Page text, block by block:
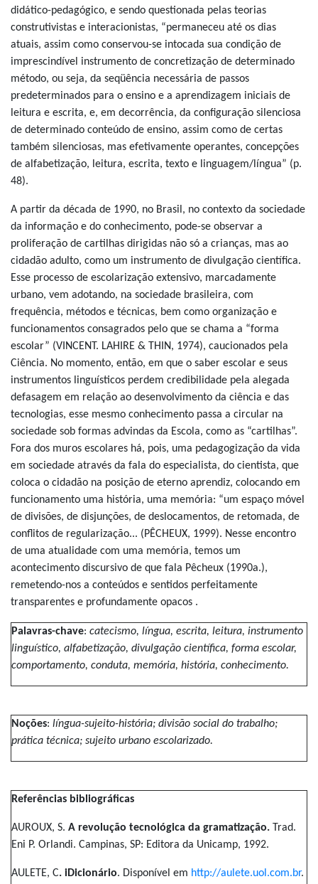
didático-pedagógico, e sendo questionada pelas teorias
construtivistas e interacionistas, “permaneceu até os dias
atuais, assim como conservou-se intocada sua condição de
imprescindível instrumento de concretização de determinado
método, ou seja, da seqüência necessária de passos
predeterminados para o ensino e a aprendizagem iniciais de
leitura e escrita, e, em decorrência, da configuração silenciosa
de determinado conteúdo de ensino, assim como de certas
também silenciosas, mas efetivamente operantes, concepções
de alfabetização, leitura, escrita, texto e linguagem/língua” (p.
48).
A partir da década de 1990, no Brasil, no contexto da sociedade
da informação e do conhecimento, pode-se observar a
proliferação de cartilhas dirigidas não só a crianças, mas ao
cidadão adulto, como um instrumento de divulgação científica.
Esse processo de escolarização extensivo, marcadamente
urbano, vem adotando, na sociedade brasileira, com
frequência, métodos e técnicas, bem como organização e
funcionamentos consagrados pelo que se chama a “forma
escolar” (VINCENT. LAHIRE & THIN, 1974), caucionados pela
Ciência. No momento, então, em que o saber escolar e seus
instrumentos linguísticos perdem credibilidade pela alegada
defasagem em relação ao desenvolvimento da ciência e das
tecnologias, esse mesmo conhecimento passa a circular na
sociedade sob formas advindas da Escola, como as “cartilhas”.
Fora dos muros escolares há, pois, uma pedagogização da vida
em sociedade através da fala do especialista, do cientista, que
coloca o cidadão na posição de eterno aprendiz, colocando em
funcionamento uma história, uma memória: “um espaço móvel
de divisões, de disjunções, de deslocamentos, de retomada, de
conflitos de regularização... (PÊCHEUX, 1999). Nesse encontro
de uma atualidade com uma memória, temos um
acontecimento discursivo de que fala Pêcheux (1990a.),
remetendo-nos a conteúdos e sentidos perfeitamente
transparentes e profundamente opacos .
Palavras-chave: catecismo, língua, escrita, leitura, instrumento
linguístico, alfabetização, divulgação científica, forma escolar,
comportamento, conduta, memória, história, conhecimento.
Noções: língua-sujeito-história; divisão social do trabalho;
prática técnica; sujeito urbano escolarizado.
Referências bibliográficas
AUROUX, S. A revolução tecnológica da gramatização. Trad.
Eni P. Orlandi. Campinas, SP: Editora da Unicamp, 1992.
AULETE, C. iDicionário. Disponível em http://aulete.uol.com.br.